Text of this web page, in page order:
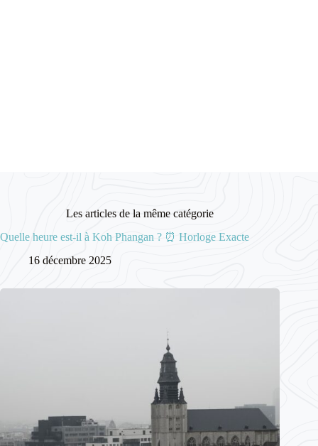
Les articles de la même catégorie
Quelle heure est-il à Koh Phangan ? ⏰ Horloge Exacte
16 décembre 2025